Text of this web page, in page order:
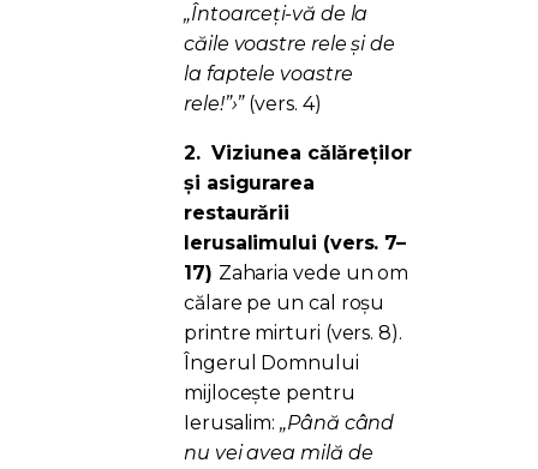
„Întoarceţi-vă de la
căile voastre rele și de
la faptele voastre
rele!”›”(vers. 4)
2. Viziunea călăreților
și asigurarea
restaurării
Ierusalimului (vers. 7–
17) Zaharia vede un om
călare pe un cal roșu
printre mirturi (vers. 8).
Îngerul Domnului
mijlocește pentru
Ierusalim:„Până când
nu vei avea milă de